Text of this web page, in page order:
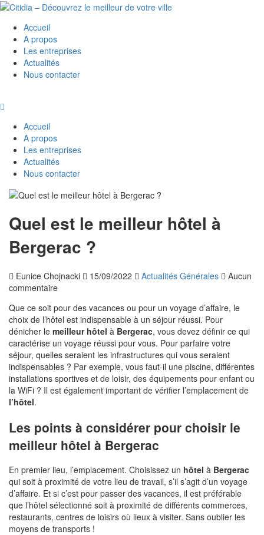
Accueil
A propos
Les entreprises
Actualités
Nous contacter
Accueil
A propos
Les entreprises
Actualités
Nous contacter
Quel est le meilleur hôtel à
Bergerac ?
Eunice Chojnacki 15/09/2022 Actualités Générales
Aucun
commentaire
Que ce soit pour des vacances ou pour un voyage d’affaire, le
choix de l’hôtel est indispensable à un séjour réussi. Pour
dénicher le meilleur hôtel à Bergerac, vous devez définir ce qui
caractérise un voyage réussi pour vous. Pour parfaire votre
séjour, quelles seraient les infrastructures qui vous seraient
indispensables ? Par exemple, vous faut-il une piscine, différentes
installations sportives et de loisir, des équipements pour enfant ou
la WiFi ? Il est également important de vérifier l’emplacement de
l’hôtel.
Les points à considérer pour choisir le
meilleur hôtel à Bergerac
En premier lieu, l’emplacement. Choisissez un hôtel à Bergerac
qui soit à proximité de votre lieu de travail, s’il s’agit d’un voyage
d’affaire. Et si c’est pour passer des vacances, il est préférable
que l’hôtel sélectionné soit à proximité de différents commerces,
restaurants, centres de loisirs où lieux à visiter. Sans oublier les
moyens de transports !